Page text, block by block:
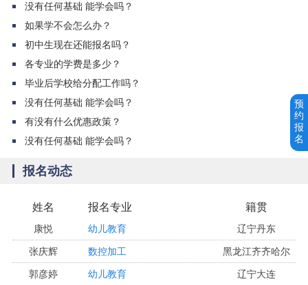
没有任何基础 能学会吗？
如果学不会怎么办？
初中生现在还能报名吗？
各专业的学费是多少？
毕业后学校给分配工作吗？
没有任何基础 能学会吗？
有没有什么优惠政策？
没有任何基础 能学会吗？
报名动态
姓名 报名专业 籍贯
初佳悦 护理
郝博琦 数控加工
于晶微 电子商务
刘林宽 加工中心
付量 汽修
计算机应用
李学通
康悦 幼儿教育 辽宁丹东
张庆辉 数控加工 黑龙江齐齐哈尔
郭彦婷 幼儿教育 辽宁大连
夏凯 数控 吉林延吉
预
约
报
名